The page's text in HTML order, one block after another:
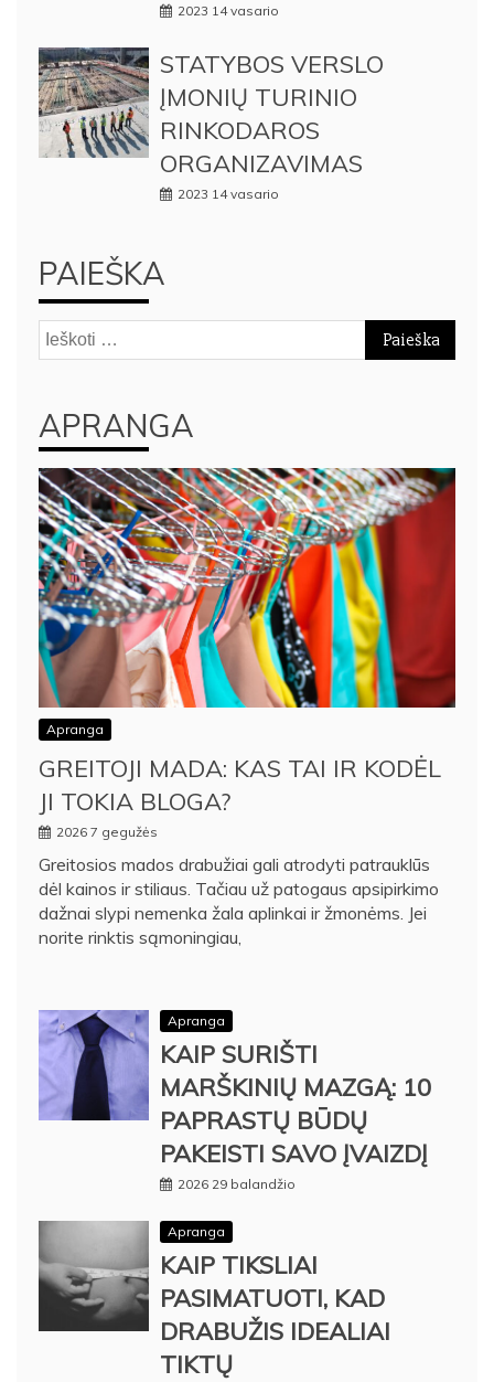
2023 14 vasario
STATYBOS VERSLO
ĮMONIŲ TURINIO
RINKODAROS
ORGANIZAVIMAS
2023 14 vasario
PAIEŠKA
Ieškoti:
APRANGA
Apranga
GREITOJI MADA: KAS TAI IR KODĖL
JI TOKIA BLOGA?
2026 7 gegužės
Greitosios mados drabužiai gali atrodyti patrauklūs
dėl kainos ir stiliaus. Tačiau už patogaus apsipirkimo
dažnai slypi nemenka žala aplinkai ir žmonėms. Jei
norite rinktis sąmoningiau,
Apranga
KAIP SURIŠTI
MARŠKINIŲ MAZGĄ: 10
PAPRASTŲ BŪDŲ
PAKEISTI SAVO ĮVAIZDĮ
2026 29 balandžio
Apranga
KAIP TIKSLIAI
PASIMATUOTI, KAD
DRABUŽIS IDEALIAI
TIKTŲ